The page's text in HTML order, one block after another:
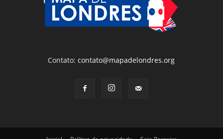
Contato:contato@mapadelondres.org